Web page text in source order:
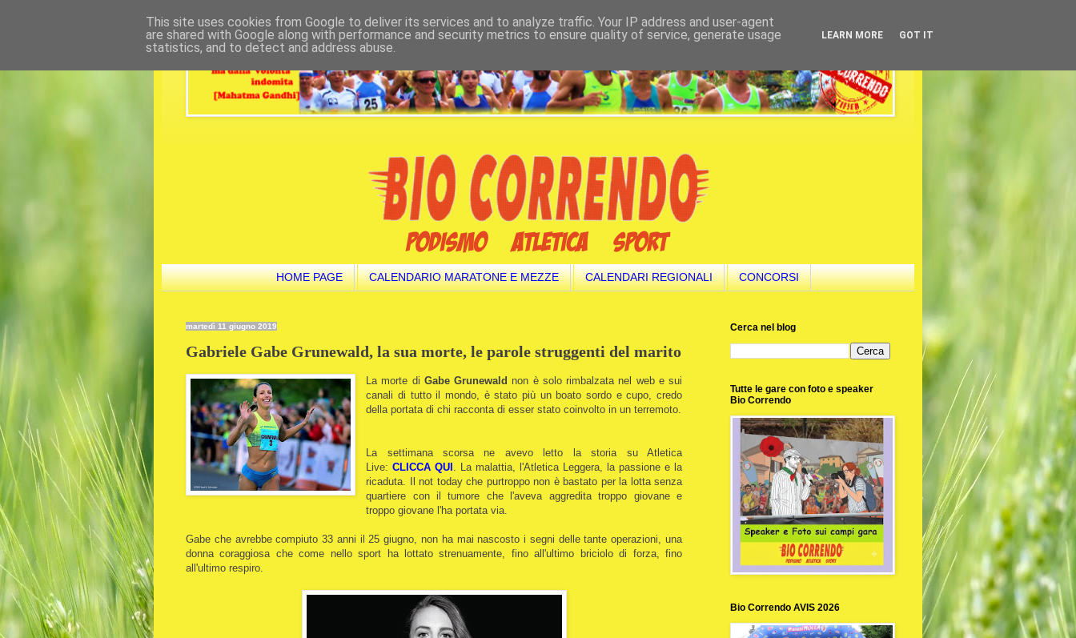
HOME PAGE CALENDARIO MARATONE E MEZZE CALENDARI REGIONALI CONCORSI
martedì 11 giugno 2019
Gabriele Gabe Grunewald, la sua morte, le parole struggenti del marito
La morte di Gabe Grunewald non è solo rimbalzata nel web e sui
canali di tutto il mondo, è stato più un boato sordo e cupo, credo
della portata di chi racconta di esser stato coinvolto in un terremoto.
La settimana scorsa ne avevo letto la storia su Atletica
Live:CLICCA QUI
. La malattia, l'Atletica Leggera, la passione e la
ricaduta. Il not today che purtroppo non è bastato per la lotta senza
quartiere con il tumore che l'aveva aggredita troppo giovane e
troppo giovane l'ha portata via.
Gabe che avrebbe compiuto 33 anni il 25 giugno, non ha mai nascosto i segni delle tante operazioni, una
donna coraggiosa che come nello sport ha lottato strenuamente, fino all'ultimo briciolo di forza, fino
all'ultimo respiro.
Cerca nel blog
Tutte le gare con foto e speaker
Bio Correndo
Bio Correndo AVIS 2026
This site uses cookies from Google to deliver its services and to analyze traffic. Your IP address and user-agent
are shared with Google along with performance and security metrics to ensure quality of service, generate usage
statistics, and to detect and address abuse.
LEARN MORE GOT IT